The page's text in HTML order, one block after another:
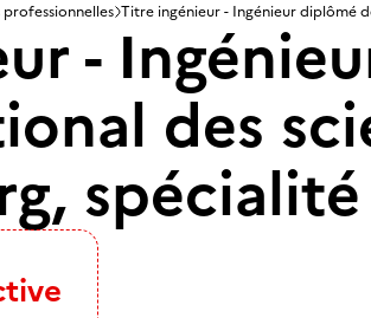
Titre ingénieur - Ingénieur diplômé
-
des